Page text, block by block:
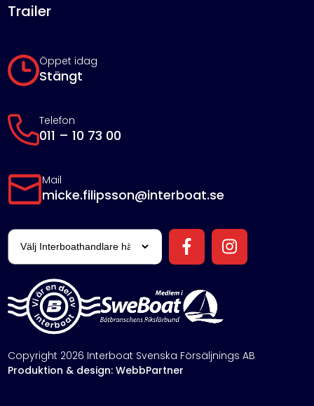
Öppet idag
Stängt
Telefon
011 – 10 73 00
Mail
micke.filipsson@interboat.se
Trailer
Copyright 2026 Interboat Svenska Försäljnings AB
Produktion & design: WebbPartner